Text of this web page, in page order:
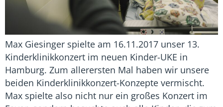
Max Giesinger spielte am 16.11.2017 unser 13.
Kinderklinikkonzert im neuen Kinder-UKE in
Hamburg. Zum allerersten Mal haben wir unsere
beiden Kinderklinikkonzert-Konzepte vermischt.
Max spielte also nicht nur ein großes Konzert im